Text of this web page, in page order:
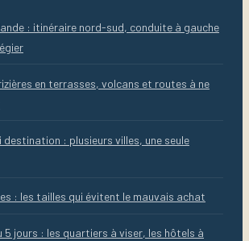
: itinéraire nord-sud, conduite à gauche
en terrasses, volcans et routes à ne
destination : plusieurs villes, une seule
: les tailles qui évitent le mauvais achat
5 jours : les quartiers à viser, les hôtels à